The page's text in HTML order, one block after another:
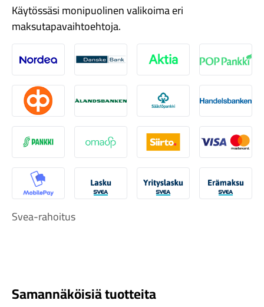
Renkaat
Komponentit
Käytössäsi monipuolinen valikoima eri
maksutapavaihtoehtoja.
Nordea Danske Aktia Pop-
Osuuspankki Ålandsbanken Säästöpankki
S-Pankki Omasp Siirto Visa &
MobilePay Svea Lasku Svea yrityslaskuSvea
Svea-rahoitus
Samannäköisiä tuotteita